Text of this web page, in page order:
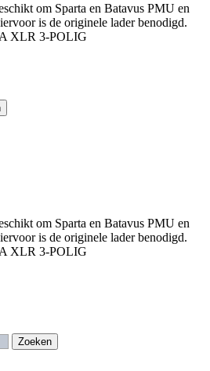
om Sparta en Batavus PMU en
is de originele lader benodigd.
XLR 3-POLIG
om Sparta en Batavus PMU en
is de originele lader benodigd.
XLR 3-POLIG
Zoeken